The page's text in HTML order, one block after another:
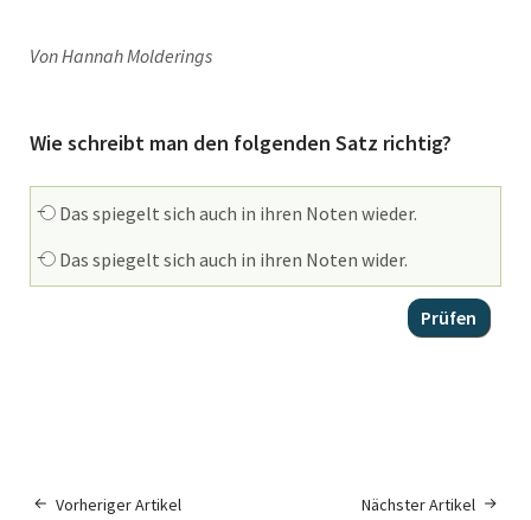
Von Hannah Molderings
Wie schreibt man den folgenden Satz richtig?
Das spiegelt sich auch in ihren Noten wieder.
Das spiegelt sich auch in ihren Noten wider.
Vorheriger Artikel Nächster Artikel